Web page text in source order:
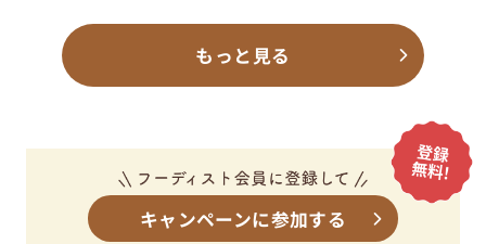
もっと見る
キャンペーンに参加する